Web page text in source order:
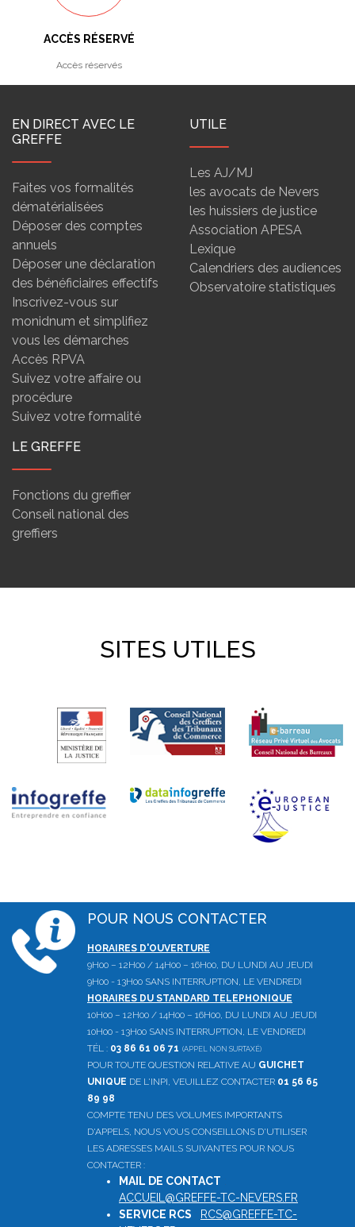
ACCÈS RÉSERVÉ
Accès réservés
EN DIRECT AVEC LE
GREFFE
Faites vos formalités
dématérialisées
Déposer des comptes
annuels
Déposer une déclaration
des bénéficiaires effectifs
Inscrivez-vous sur
monidnum et simplifiez
vous les démarches
Accès RPVA
Suivez votre affaire ou
procédure
Suivez votre formalité
UTILE
Les AJ/MJ
les avocats de Nevers
les huissiers de justice
Association APESA
Lexique
Calendriers des audiences
Observatoire statistiques
LE GREFFE
Fonctions du greffier
Conseil national des
greffiers
SITES UTILES
POUR NOUS CONTACTER
HORAIRES D'OUVERTURE
9H00 – 12H00 / 14H00 – 16H00, DU LUNDI AU JEUDI
9H00 - 13H00 SANS INTERRUPTION, LE VENDREDI
HORAIRES DU STANDARD TELEPHONIQUE
10H00 – 12H00 / 14H00 – 16H00, DU LUNDI AU JEUDI
10H00 - 13H00 SANS INTERRUPTION, LE VENDREDI
TÉL : 03 86 61 06 71 (APPEL NON SURTAXÉ)
POUR TOUTE QUESTION RELATIVE AU GUICHET
UNIQUE DE L'INPI, VEUILLEZ CONTACTER 01 56 65
89 98
COMPTE TENU DES VOLUMES IMPORTANTS
D'APPELS, NOUS VOUS CONSEILLONS D'UTILISER
LES ADRESSES MAILS SUIVANTES POUR NOUS
CONTACTER :
MAIL DE CONTACT
ACCUEIL@GREFFE-TC-NEVERS.FR
SERVICE RCS
RCS@GREFFE-TC-